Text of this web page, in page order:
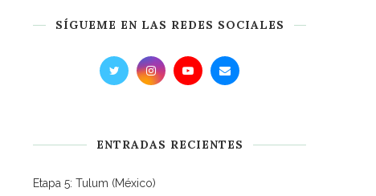
SÍGUEME EN LAS REDES SOCIALES
ENTRADAS RECIENTES
Etapa 5: Tulum (México)